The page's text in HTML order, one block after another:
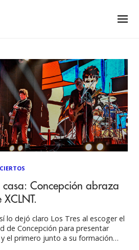
casa: Concepción abraza
lo dejó claro Los Tres al escoger el
de Concepción para presentar
el primero junto a su formación